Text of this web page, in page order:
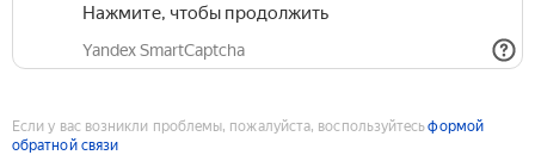
Нажмите, чтобы продолжить
Yandex SmartCaptcha
Если у вас возникли проблемы, пожалуйста, воспользуйтесьформой
обратной связи